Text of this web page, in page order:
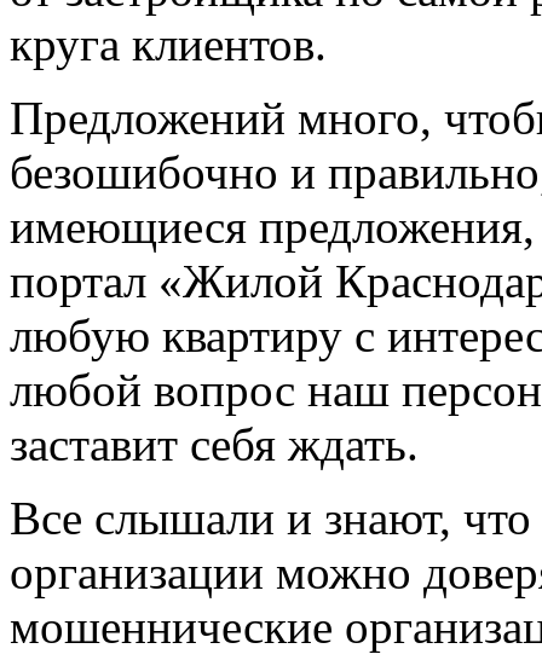
круга клиентов.
Предложений много,
безошибочно и
имеющиеся предложения,
портал «Жилой
любую квартиру с
любой вопрос наш
заставит себя ждать.
Все слышали и знают,
организации можно
мошеннические